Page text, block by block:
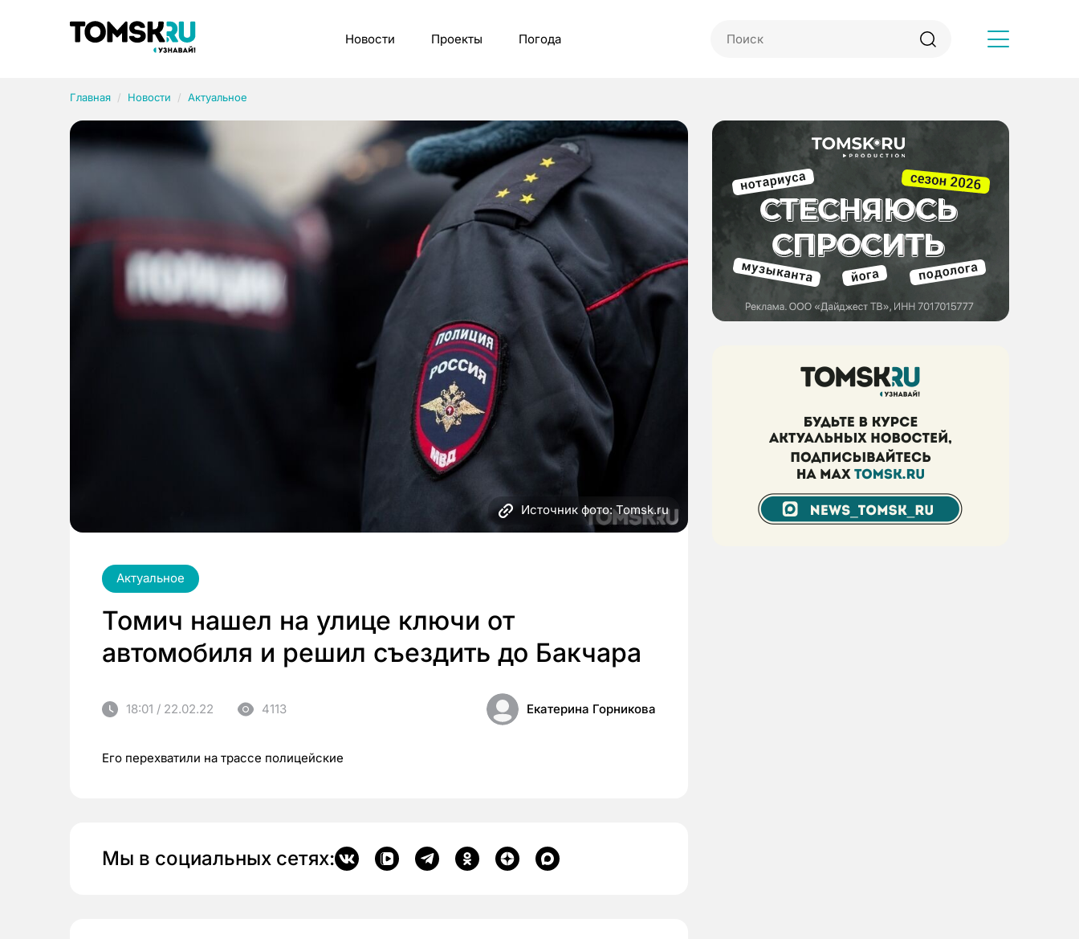
Новости Проекты Погода
Главная Новости Актуальное
Источник фото: Tomsk.ru
Актуальное
Томич нашел на улице ключи от
автомобиля и решил съездить до Бакчара
18:01 / 22.02.22 4113 Екатерина Горникова
Его перехватили на трассе полицейские
Мы в социальных сетях:
Рубрики